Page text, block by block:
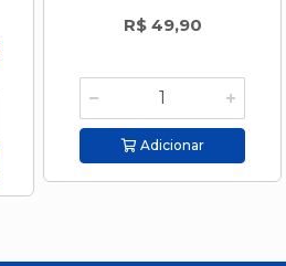
R$ 49,90
Adicionar